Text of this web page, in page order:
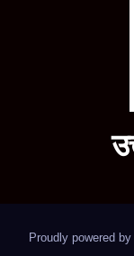
Proudly powered